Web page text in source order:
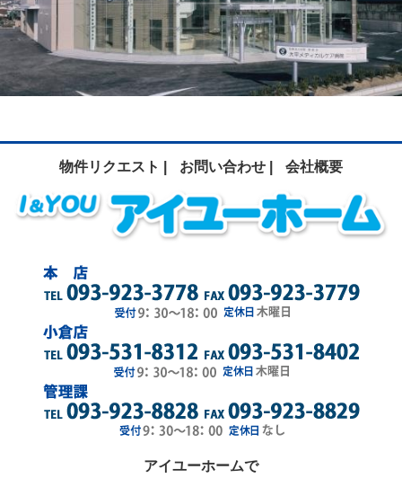
物件リクエスト | お問い合わせ | 会社概要
アイユーホームで